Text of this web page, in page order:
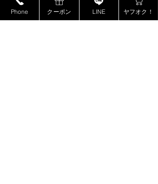
ミュウミュウ
モンブラン
キンバリー藤枝インター店
ピックアップ浜松西伊場店
Phone クーポン LINE ヤフオク！